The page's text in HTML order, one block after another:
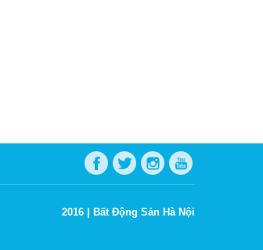
2016 | Bất Động Sản Hà Nội